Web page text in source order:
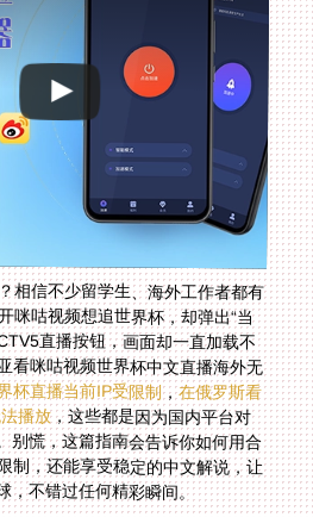
相信不少留学生、海外工作者都有
咪咕视频想追世界杯，却弹出“当
直播按钮，画面却一直加载不
看咪咕视频世界杯中文直播海外无
杯直播当前IP受限制，在俄罗斯看
播放，这些都是因为国内平台对
海外IP做了地域限制。别慌，这篇指南会告诉你如何用合
适的回国加速器突破限制，还能享受稳定的中文解说，让
，不错过任何精彩瞬间。